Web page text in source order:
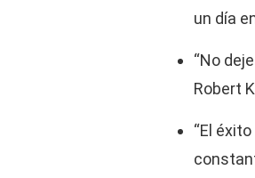
un día
“No
Robert
“El